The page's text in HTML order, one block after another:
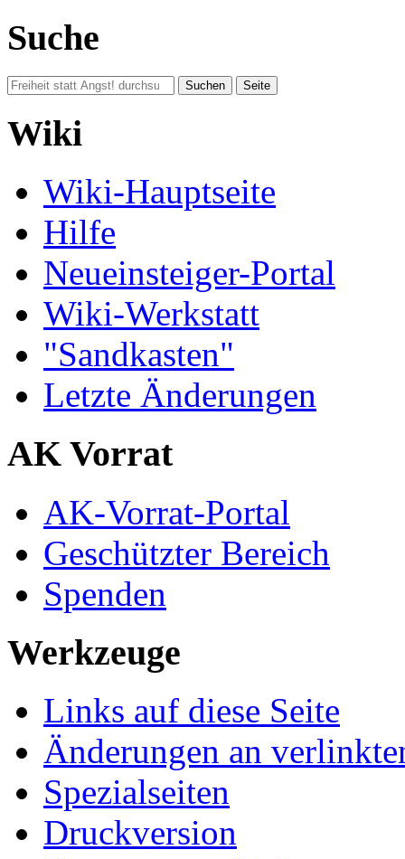
Suche
Wiki
Wiki-Hauptseite
Hilfe
Neueinsteiger-Portal
Wiki-Werkstatt
"Sandkasten"
Letzte Änderungen
AK Vorrat
AK-Vorrat-Portal
Geschützter Bereich
Spenden
Werkzeuge
Links auf diese Seite
Änderungen an
Spezialseiten
Druckversion